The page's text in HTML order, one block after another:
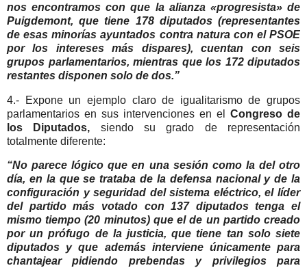
nos encontramos con que la alianza «progresista» de
Puigdemont, que tiene 178 diputados (representantes
de esas minorías ayuntados contra natura con el PSOE
por los intereses más dispares), cuentan con seis
grupos parlamentarios, mientras que los 172 diputados
restantes disponen solo de dos.”
4.-
Expone un ejemplo claro de igualitarismo de grupos
parlamentarios en sus intervenciones en el Congreso de
los Diputados, siendo su grado de representación
totalmente diferente:
“No parece lógico que en una sesión como la del otro
día, en la que se trataba de la defensa nacional y de la
configuración y seguridad del sistema eléctrico, el líder
del partido más votado con 137 diputados tenga el
mismo tiempo (20 minutos) que el de un partido creado
por un prófugo de la justicia, que tiene tan solo siete
diputados y que además interviene únicamente para
chantajear pidiendo prebendas y privilegios para